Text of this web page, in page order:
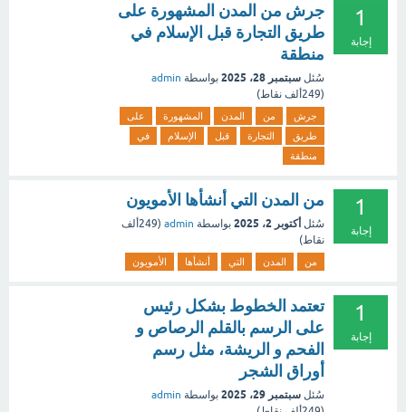
1
إجابة
جرش من المدن المشهورة على
طريق التجارة قبل الإسلام في
منطقة
سُئل سبتمبر 28، 2025 بواسطة admin
(249ألف نقاط)
جرش من المدن المشهورة
على
طريق
التجارة قبل الإسلام
في
منطقة
1
إجابة
من المدن التي أنشأها الأمويون
سُئل أكتوبر 2، 2025 بواسطة admin
(249ألف
نقاط)
من المدن التي أنشأها الأمويون
1
إجابة
تعتمد الخطوط بشكل رئيس
على الرسم بالقلم الرصاص و
الفحم و الريشة، مثل رسم
أوراق الشجر
سُئل سبتمبر 29، 2025 بواسطة admin